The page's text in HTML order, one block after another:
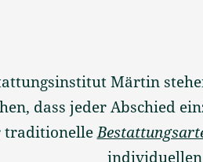
Märtin
dass jeder Abschied
traditionelle
individuellen